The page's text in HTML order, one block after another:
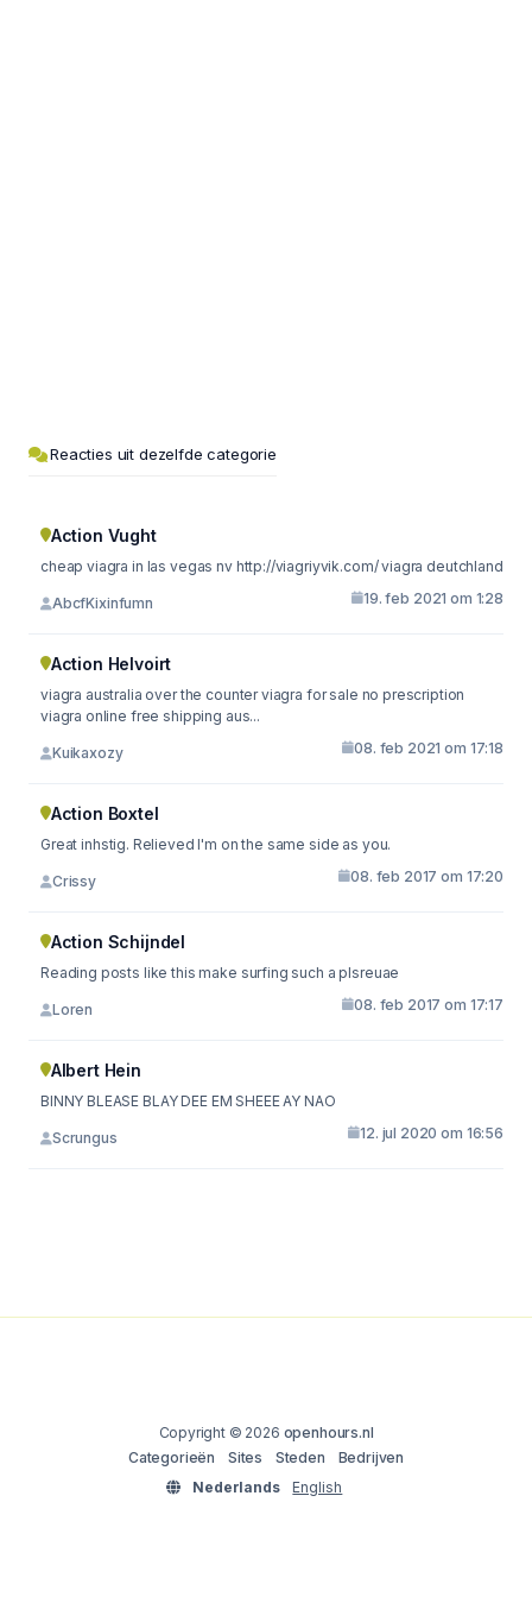
Reacties uit dezelfde categorie
Action Vught
cheap viagra in las vegas nv http://viagriyvik.com/ viagra deutchland
AbcfKixinfumn 19. feb 2021 om 1:28
Action Helvoirt
viagra australia over the counter viagra for sale no prescription
viagra online free shipping aus...
Kuikaxozy 08. feb 2021 om 17:18
Action Boxtel
Great inhstig. Relieved I'm on the same side as you.
Crissy 08. feb 2017 om 17:20
Action Schijndel
Reading posts like this make surfing such a plsreuae
Loren 08. feb 2017 om 17:17
Albert Hein
BINNY BLEASE BLAY DEE EM SHEEE AY NAO
Scrungus 12. jul 2020 om 16:56
Copyright © 2026 openhours.nl
Categorieën
Sites Steden
Bedrijven
Nederlands
English